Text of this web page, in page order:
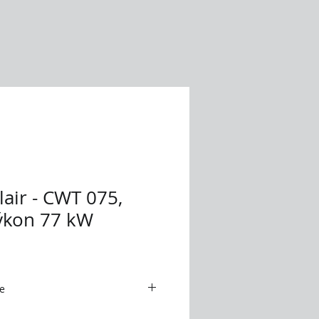
- CWT 075,
77 kW